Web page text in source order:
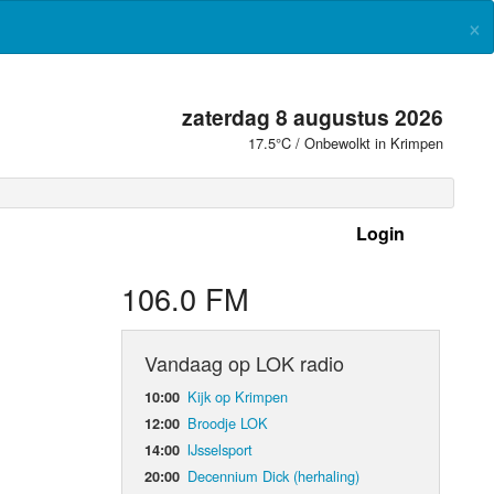
×
zaterdag 8 augustus 2026
17.5°C / Onbewolkt in Krimpen
Login
106.0 FM
Vandaag op LOK radio
10:00 Kijk op Krimpen
12:00 Broodje LOK
14:00 IJsselsport
20:00 Decennium Dick (herhaling)